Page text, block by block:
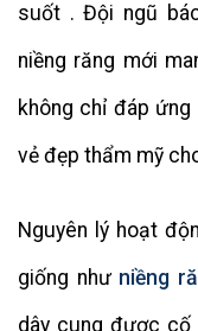
suốt . Đội ngũ
niềng răng mới
không chỉ đáp
vẻ đẹp thẩm mỹ
Nguyên lý hoạt
giống như niềng
dây cung được